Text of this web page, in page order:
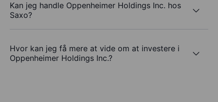
Kan jeg handle Oppenheimer Holdings Inc. hos
Saxo?
Hvor kan jeg få mere at vide om at investere i
Oppenheimer Holdings Inc.?